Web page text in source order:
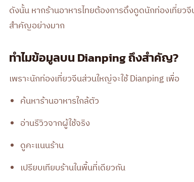
ดังนั้น หากร้านอาหารไทยต้องการดึงดูดนักท่องเที่ย
สำคัญอย่างมาก
ทำไมข้อมูลบน Dianping ถึงสำคัญ?
เพราะนักท่องเที่ยวจีนส่วนใหญ่จะใช้ Dianping เพื่อ
ค้นหาร้านอาหารใกล้ตัว
อ่านรีวิวจากผู้ใช้จริง
ดูคะแนนร้าน
เปรียบเทียบร้านในพื้นที่เดียวกัน